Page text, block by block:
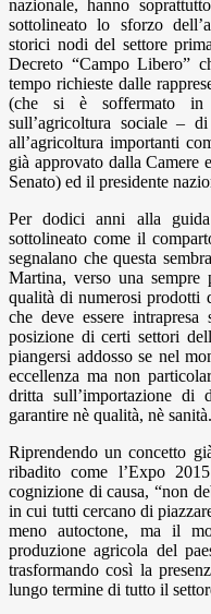
nazionale, hanno
sottolineato lo sforzo
storici nodi del settore
Decreto “Campo Libero”
tempo richieste dalle
(che si è soffermato in
sull’agricoltura sociale –
all’agricoltura importanti
già approvato dalla Camere
Senato) ed il presidente
Per dodici anni alla
sottolineato come il
segnalano che questa
Martina, verso una sempre
qualità di numerosi prodotti
che deve essere
posizione di certi settori
piangersi addosso se nel
eccellenza ma non
dritta sull’importazione
garantire nè qualità, nè sanità.
Riprendendo un concetto
ribadito come l’Expo
cognizione di causa, “non
in cui tutti cercano di
meno autoctone, ma il
produzione agricola del
trasformando così la
lungo termine di tutto il